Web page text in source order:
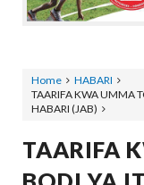
Home
HABARI
TAARIFA KWA UMMA
HABARI (JAB)
TAARIFA